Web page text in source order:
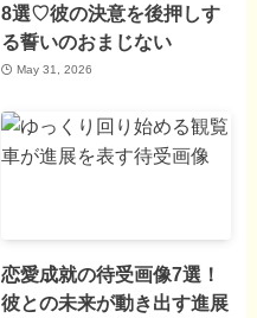
8選♡彼の決意を後押しす
る誓いのおまじない
May 31, 2026
恋愛成就の待受画像7選！
彼との未来が動き出す進展